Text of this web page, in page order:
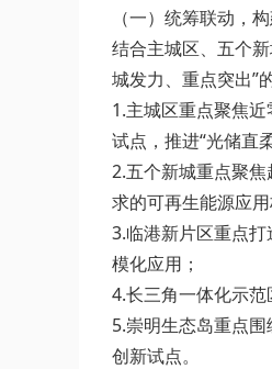
（一）统筹联动，
结合主城区、五个
城发力、重点突出”
1.主城区重点聚焦
试点，推进“光储直
2.五个新城重点聚
求的可再生能源应
3.临港新片区重点
模化应用；
4.长三角一体化示
5.崇明生态岛重点
创新试点。